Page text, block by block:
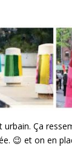
urbain. Ça
😉 et on en